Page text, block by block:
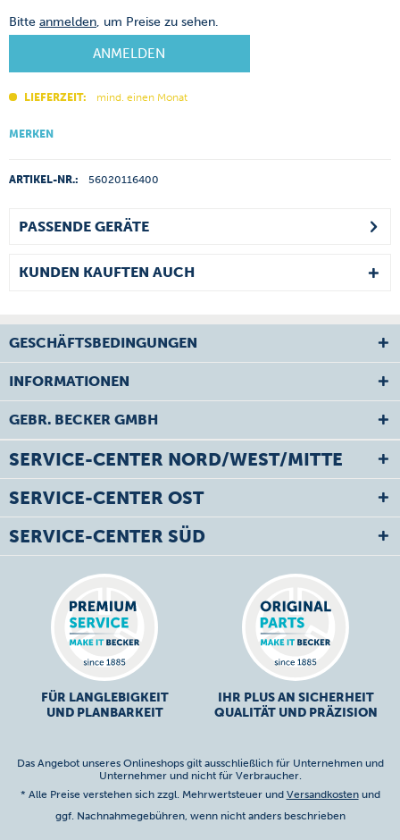
Bitte anmelden, um Preise zu sehen.
ANMELDEN
LIEFERZEIT: mind. einen Monat
MERKEN
ARTIKEL-NR.: 56020116400
PASSENDE GERÄTE
KUNDEN KAUFTEN AUCH
GESCHÄFTSBEDINGUNGEN
INFORMATIONEN
GEBR. BECKER GMBH
SERVICE-CENTER NORD/WEST/MITTE
SERVICE-CENTER OST
SERVICE-CENTER SÜD
FÜR LANGLEBIGKEIT
UND PLANBARKEIT
IHR PLUS AN SICHERHEIT
QUALITÄT UND PRÄZISION
Das Angebot unseres Onlineshops gilt ausschließlich für Unternehmen und
Unternehmer und nicht für Verbraucher.
* Alle Preise verstehen sich zzgl. Mehrwertsteuer und Versandkostenund
ggf. Nachnahmegebühren, wenn nicht anders beschrieben